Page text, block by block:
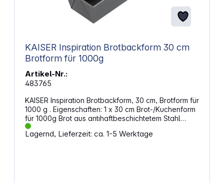
KAISER Inspiration Brotbackform 30 cm
Brotform für 1000g
Artikel-Nr.:
483765
KAISER Inspiration Brotbackform, 30 cm, Brotform für
1000 g . Eigenschaften: 1 x 30 cm Brot-/Kuchenform
für 1000g Brot aus antihaftbeschichtetem Stahl
sauerteigbeständig bis zu 230°C hitzebeständig
einfache Reinigung und Lösbarkeit gleichmäßige
Lagernd, Lieferzeit: ca. 1-5 Werktage